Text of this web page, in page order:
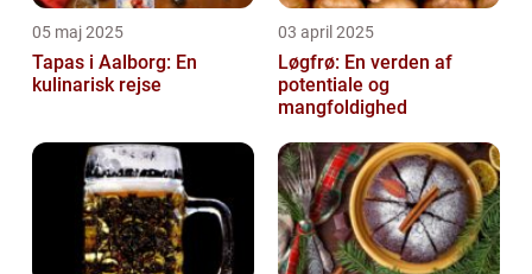
05 maj 2025
Tapas i Aalborg: En
kulinarisk rejse
03 april 2025
Løgfrø: En verden af
potentiale og
mangfoldighed